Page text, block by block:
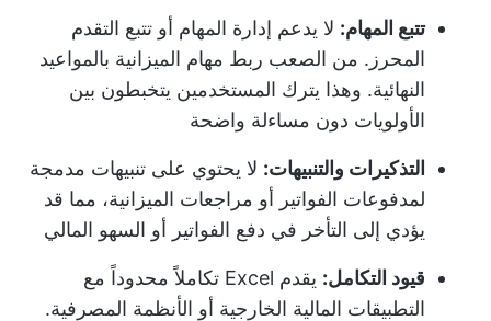
تتبع المهام: لا يدعم إدارة المهام أو تتبع التقدم
المحرز. من الصعب ربط مهام الميزانية بالمواعيد
النهائية. وهذا يترك المستخدمين يتخبطون بين
الأولويات دون مساءلة واضحة
التذكيرات والتنبيهات: لا يحتوي على تنبيهات مدمجة
لمدفوعات الفواتير أو مراجعات الميزانية، مما قد
يؤدي إلى التأخر في دفع الفواتير أو السهو المالي
قيود التكامل:
يقدم Excel تكاملاً محدوداً مع
التطبيقات المالية الخارجية أو الأنظمة المصرفية.